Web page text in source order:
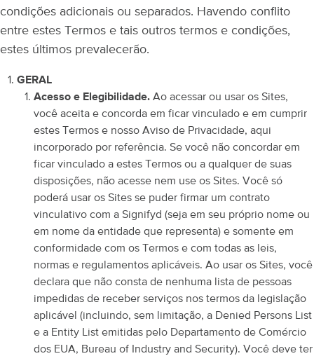
condições adicionais ou separados. Havendo conflito
entre estes Termos e tais outros termos e condições,
estes últimos prevalecerão.
GERAL
Acesso e Elegibilidade. Ao acessar ou usar os Sites,
você aceita e concorda em ficar vinculado e em cumprir
estes Termos e nosso Aviso de Privacidade, aqui
incorporado por referência. Se você não concordar em
ficar vinculado a estes Termos ou a qualquer de suas
disposições, não acesse nem use os Sites. Você só
poderá usar os Sites se puder firmar um contrato
vinculativo com a Signifyd (seja em seu próprio nome ou
em nome da entidade que representa) e somente em
conformidade com os Termos e com todas as leis,
normas e regulamentos aplicáveis. Ao usar os Sites, você
declara que não consta de nenhuma lista de pessoas
impedidas de receber serviços nos termos da legislação
aplicável (incluindo, sem limitação, a Denied Persons List
e a Entity List emitidas pelo Departamento de Comércio
dos EUA, Bureau of Industry and Security). Você deve ter